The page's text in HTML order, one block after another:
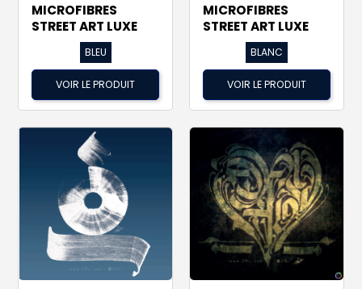
MICROFIBRES
STREET ART LUXE
BLEU
VOIR LE PRODUIT
MICROFIBRES
STREET ART LUXE
BLANC
VOIR LE PRODUIT